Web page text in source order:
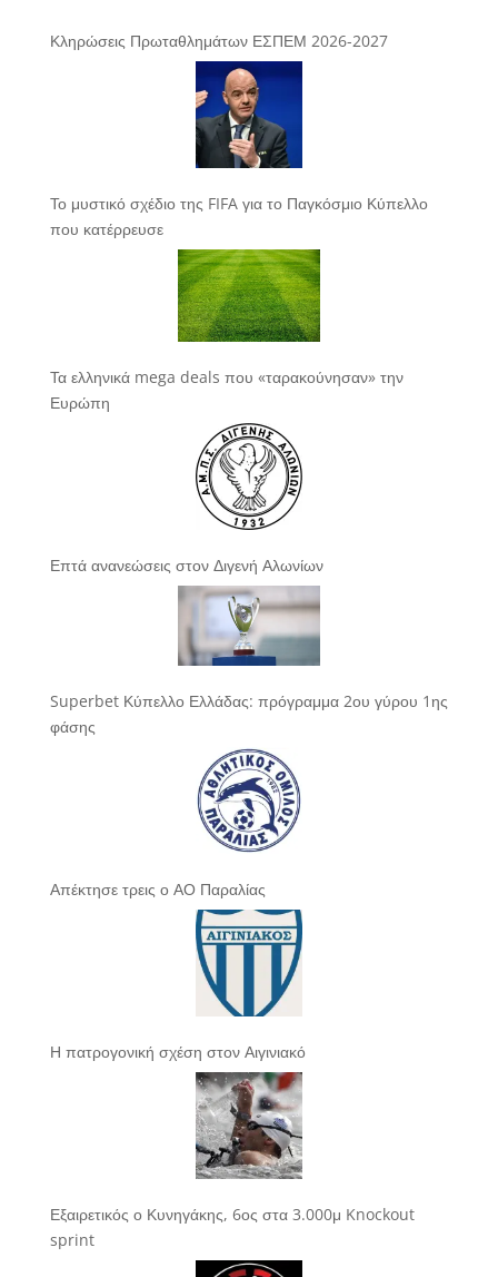
Κληρώσεις Πρωταθλημάτων ΕΣΠΕΜ 2026-2027
Το μυστικό σχέδιο της FIFA για το Παγκόσμιο Κύπελλο
που κατέρρευσε
Τα ελληνικά mega deals που «ταρακούνησαν» την
Ευρώπη
Επτά ανανεώσεις στον Διγενή Αλωνίων
Superbet Κύπελλο Ελλάδας: πρόγραμμα 2ου γύρου 1ης
φάσης
Απέκτησε τρεις ο ΑΟ Παραλίας
Η πατρογονική σχέση στον Αιγινιακό
Εξαιρετικός ο Κυνηγάκης, 6ος στα 3.000μ Knockout
sprint